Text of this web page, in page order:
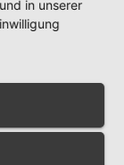
in unserer